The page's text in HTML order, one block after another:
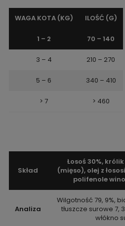
WAGA KOTA (KG) ILOŚĆ (G)
1 – 2 70 – 140
3 – 4 210 – 270
5 – 6 340 – 410
> 7 > 460
Skład
Łosoś 30%,
(mięso), olej z
polifenole
Analiza
Wilgotność 79, 9%,
tłuszcze surowe 7,
włókno